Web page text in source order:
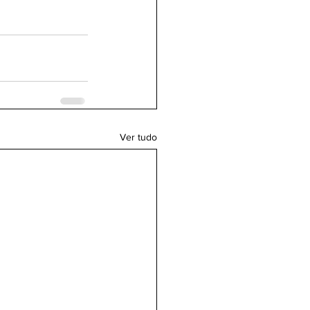
Ver tudo